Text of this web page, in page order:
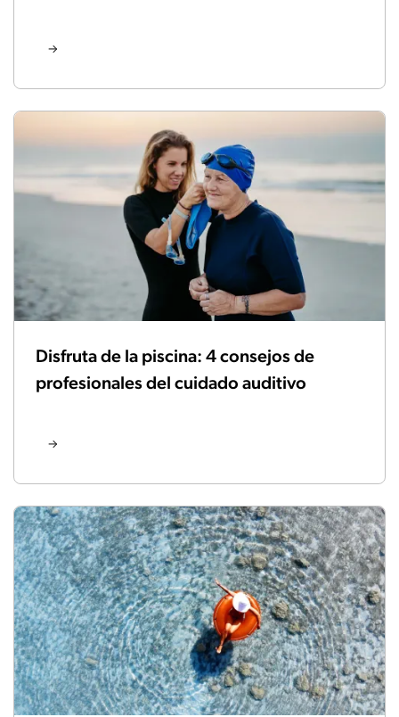
Disfruta de la piscina: 4 consejos de
profesionales del cuidado auditivo